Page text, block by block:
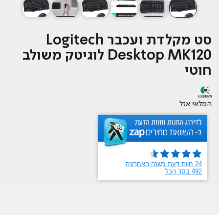
סט ‏מקלדת ועכבר Logitech
Desktop MK120 לוגיטק משולב
חוטי
המלאי אזל